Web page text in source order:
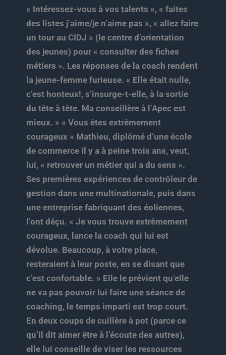
« Intéressez-vous à vos talents », « faites
des listes j’aime/je n’aime pas », « allez faire
un tour au CIDJ » (le centre d’orientation
des jeunes) pour « consulter des fiches
métiers ». Les réponses de la coach rendent
la jeune-femme furieuse. « Elle était nulle,
c’est honteux!, s’insurge-t-elle, à la sortie
du tête à tête. Ma conseillère à l’Apec est
mieux. » « Vous êtes extrêmement
courageux » Mathieu, diplômé d’une école
de commerce il y a à peine trois ans, veut,
lui, « retrouver un métier qui a du sens ».
Ses premières expériences de contrôleur de
gestion dans une multinationale, puis dans
une entreprise fabriquant des éoliennes,
l’ont déçu. « Je vous trouve extrêmement
courageux, lance la coach qui lui est
dévolue. Beaucoup, à votre place,
resteraient à leur poste, en se disant que
c’est confortable. » Elle le prévient qu’elle
ne va pas pouvoir lui faire une séance de
coaching, le temps imparti est trop court.
En deux coups de cuillère à pot (parce ce
qu’il dit aimer être à l’écoute des autres),
elle lui conseille de viser les ressources